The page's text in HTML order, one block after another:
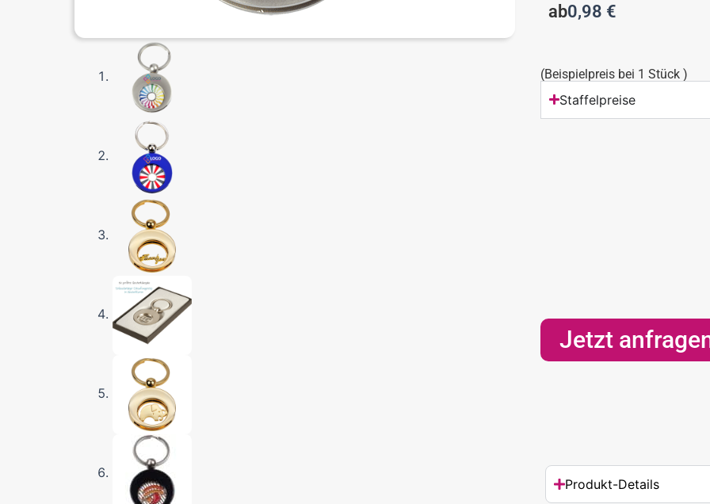
0,98 €
ab
(Beispielpreis bei 1 Stück )
Staffelpreise
Jetzt
Produkt-Details